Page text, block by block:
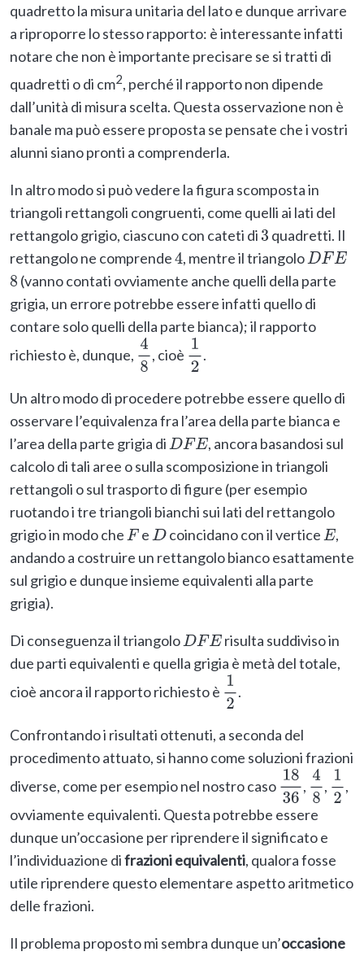
quadretto la misura unitaria del lato e dunque arrivare
a riproporre lo stesso rapporto: è interessante infatti
notare che non è importante precisare se si tratti di
quadretti o di cm2, perché il rapporto non dipende
dall’unità di misura scelta. Questa osservazione non è
banale ma può essere proposta se pensate che i vostri
alunni siano pronti a comprenderla.
In altro modo si può vedere la figura scomposta in
triangoli rettangoli congruenti, come quelli ai lati del
rettangolo grigio, ciascuno con cateti di 3 quadretti. Il
rettangolo ne comprende4, mentre il triangoloDFE
8 (vanno contati ovviamente anche quelli della parte
grigia, un errore potrebbe essere infatti quello di
contare solo quelli della parte bianca); il rapporto
richiesto è, dunque, 48, cioè 12.
Un altro modo di procedere potrebbe essere quello di
osservare l’equivalenza fra l’area della parte bianca e
l’area della parte grigia diDFE , ancora basandosi sul
calcolo di tali aree o sulla scomposizione in triangoli
rettangoli o sul trasporto di figure (per esempio
ruotando i tre triangoli bianchi sui lati del rettangolo
grigio in modo cheF e Dcoincidano con il verticeE ,
andando a costruire un rettangolo bianco esattamente
sul grigio e dunque insieme equivalenti alla parte
grigia).
Di conseguenza il triangoloDFE
risulta suddiviso in
due parti equivalenti e quella grigia è metà del totale,
cioè ancora il rapporto richiesto è 12.
Confrontando i risultati ottenuti, a seconda del
procedimento attuato, si hanno come soluzioni frazioni
diverse, come per esempio nel nostro caso 1836
, 48, 12,
ovviamente equivalenti. Questa potrebbe essere
dunque un’occasione per riprendere il significato e
l’individuazione difrazioni equivalenti, qualora fosse
utile riprendere questo elementare aspetto aritmetico
delle frazioni.
Il problema proposto mi sembra dunque un’occasione